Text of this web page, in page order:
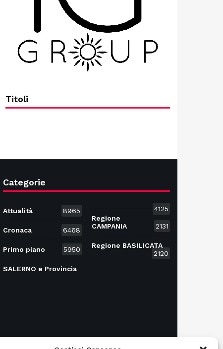
Titoli
Categorie
Attualità 8965
Cronaca 6468
Primo piano 5950
SALERNO e Provincia
4125
Regione
CAMPANIA
2131
Regione BASILICATA
2120